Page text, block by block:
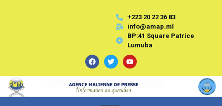
+223 20 22 36 83
info@amap.ml
BP:41 Square Patrice
Lumuba